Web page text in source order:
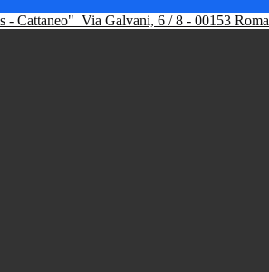
- Cattaneo" Via Galvani, 6 / 8 - 00153 Roma